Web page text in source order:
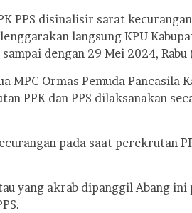
PPS disinalisir sarat
langsung KPU
dengan 29 Mei 2024,
MPC Ormas Pemuda Pancasila
PPK dan PPS dilaksanakan
pada saat perekrutan
yang akrab dipanggil Abang ini